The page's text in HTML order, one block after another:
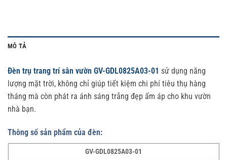
MÔ TẢ
Đèn trụ trang trí sân vườn GV-GDL0825A03-01 sử dụng năng
lượng mặt trời, không chỉ giúp tiết kiệm chi phí tiêu thụ hàng
tháng mà còn phát ra ánh sáng trắng đẹp ấm áp cho khu vườn
nhà bạn.
Thông số sản phẩm của đèn:
GV-GDL0825A03-01